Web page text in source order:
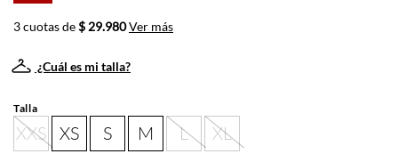
3 cuotas de$ 29.980Ver más
¿Cuál es mi talla?
Talla
XXS XS S M L XL